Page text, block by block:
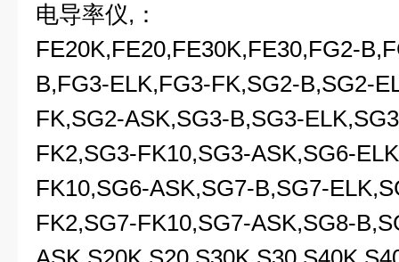
电导率仪,：
FE20K,FE20,FE30K,FE30,FG2-
B,FG3-ELK,FG3-FK,SG2-B,SG2-
FK,SG2-ASK,SG3-B,SG3-
FK2,SG3-FK10,SG3-ASK,SG6-
FK10,SG6-ASK,SG7-B,SG7-
FK2,SG7-FK10,SG7-ASK,SG8-